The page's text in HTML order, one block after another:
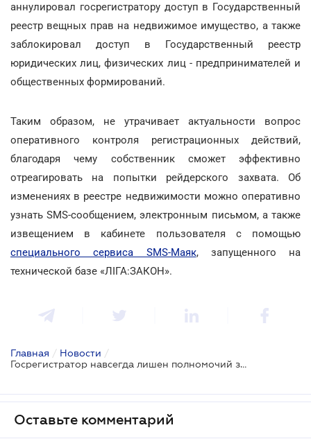
аннулировал госрегистратору доступ в Государственный
реестр вещных прав на недвижимое имущество, а также
заблокировал доступ в Государственный реестр
юридических лиц, физических лиц - предпринимателей и
общественных формирований.
Таким образом, не утрачивает актуальности вопрос
оперативного контроля регистрационных действий,
благодаря чему собственник сможет эффективно
отреагировать на попытки рейдерского захвата. Об
изменениях в реестре недвижимости можно оперативно
узнать SMS-сообщением, электронным письмом, а также
извещением в кабинете пользователя с помощью
специального сервиса SMS-Маяк, запущенного на
технической базе «ЛІГА:ЗАКОН».
Главная / Новости /
Госрегистратор навсегда лишен полномочий за содействие рейдеру
Оставьте комментарий